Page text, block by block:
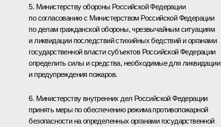
5. Министерству обороны Российской Федерации
по согласованию с Министерством Российской Федерации
по делам гражданской обороны, чрезвычайным ситуациям
и ликвидации последствий стихийных бедствий и органами
государственной власти субъектов Российской Федерации
определить силы и средства, необходимые для ликвидации
и предупреждения пожаров.
6. Министерству внутренних дел Российской Федерации
принять меры по обеспечению режима противопожарной
безопасности на определенных органами государственной